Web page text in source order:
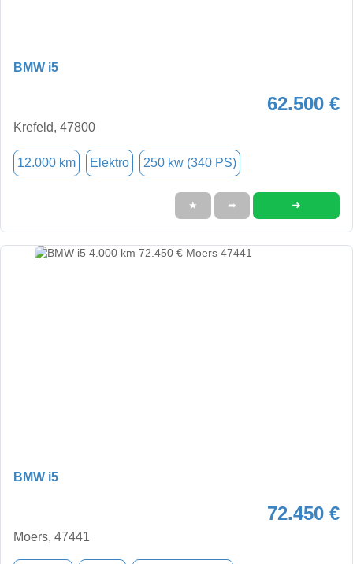
BMW i5
62.500 €
Krefeld, 47800
12.000 km Elektro 250 kw (340 PS)
★ ➦ ➜
BMW i5
72.450 €
Moers, 47441